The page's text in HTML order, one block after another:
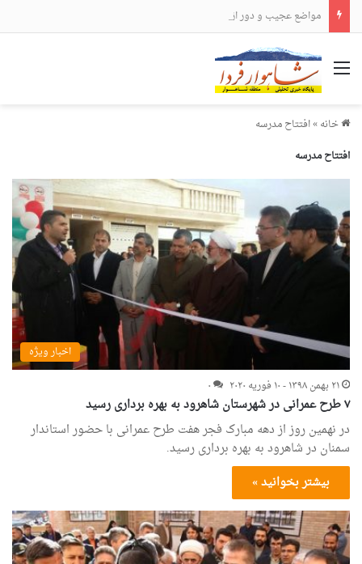
مواضع عجیب و دور از انتظار علی لاریجانی
منو
خانه»افتتاح مدرسه
افتتاح مدرسه
اخبار ویژه
۲۱ بهمن ۱۳۹۸ - ۱۰ فوریه ۲۰۲۰
۰
۷ طرح عمرانی در شهرستان شاهرود به بهره برداری رسید
در نهمین روز از دهه مبارک فجر هفت طرح عمرانی با حضور استاندار
سمنان در شاهرود به بهره برداری رسید.
بیشتر بخوانید »